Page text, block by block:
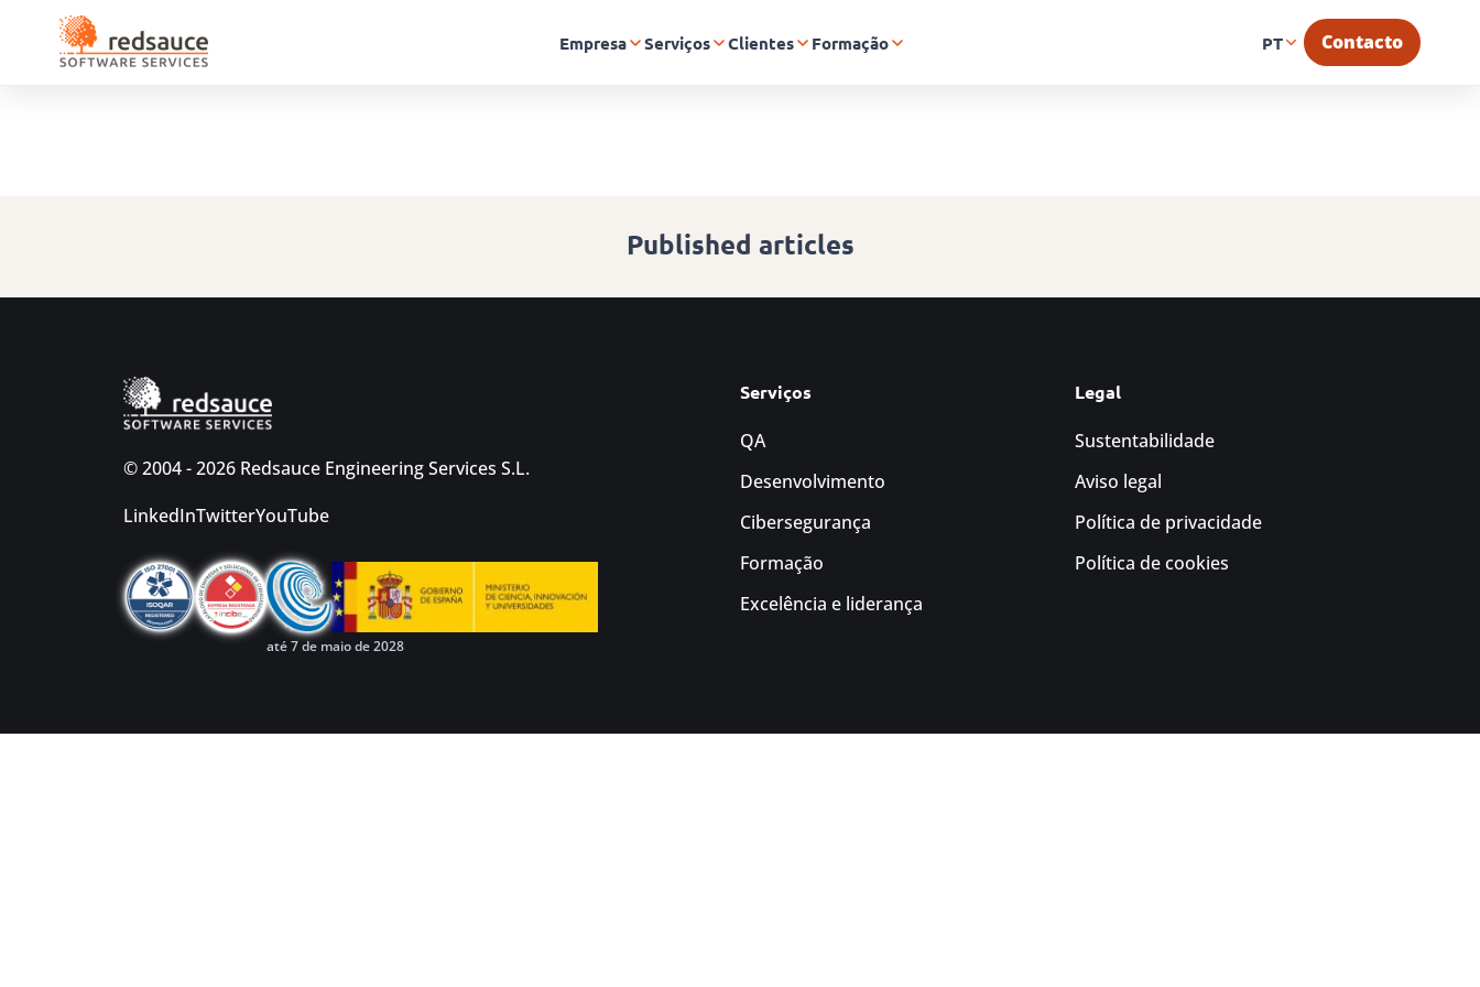
Empresa Serviços Clientes Formação PT Contacto
Published articles
© 2004 - 2026 Redsauce Engineering Services S.L.
LinkedInTwitterYouTube
até 7 de maio de 2028
Serviços
QA
Desenvolvimento
Cibersegurança
Formação
Excelência e liderança
Legal
Sustentabilidade
Aviso legal
Política de privacidade
Política de cookies